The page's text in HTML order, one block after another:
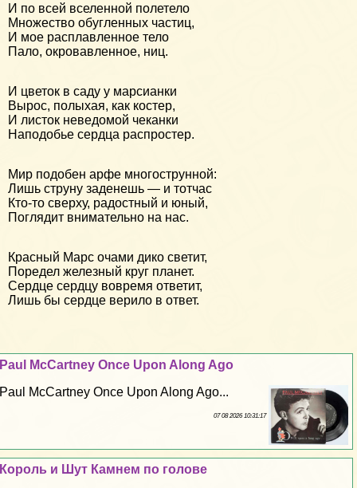
И по всей вселенной полетело
Множество обугленных частиц,
И мое расплавленное тело
Пало, окровавленное, ниц.
И цветок в саду у марсианки
Вырос, полыхая, как костер,
И листок неведомой чеканки
Наподобье сердца распростер.
Мир подобен арфе многострунной:
Лишь струну заденешь — и тотчас
Кто-то сверху, радостный и юный,
Поглядит внимательно на нас.
Красный Марс очами дико светит,
Поредел железный круг планет.
Сердце сердцу вовремя ответит,
Лишь бы сердце верило в ответ.
Paul McCartney Once Upon Along Ago
Paul McCartney Once Upon Along Ago...
07 08 2026 10:31:17
Король и Шут Камнем по голове